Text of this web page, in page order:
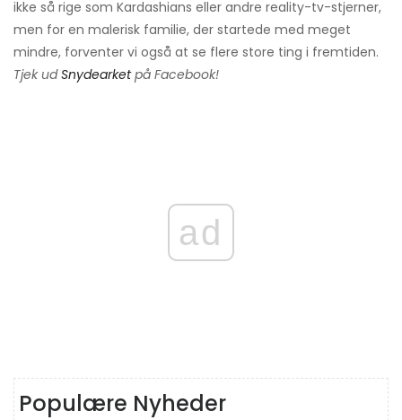
ikke så rige som Kardashians eller andre reality-tv-stjerner,
men for en malerisk familie, der startede med meget
mindre, forventer vi også at se flere store ting i fremtiden.
Tjek udSnydearketpå Facebook!
ad
Populære Nyheder